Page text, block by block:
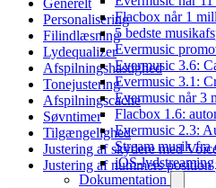
Flacbox når 1
5 bedste
Evermusic
Evermusic 3.6:
Evermusic 3.1:
Evermusic når 3
Flacbox 1.6:
Evermusic 2.3:
Stream musik fra
iOS-
Dokumentation
Generelt
Personalisering
Filindlæsning
Lydequalizer
Afspilningshastighed
Tonejustering
Afspilningscache
Søvntimer
Tilgængelighed
Justering af skydere med
Justering af nummers